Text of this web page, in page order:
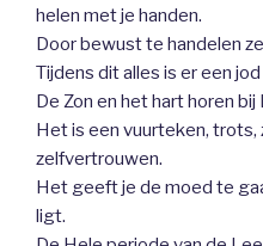
helen met je handen.
Door bewust te handelen
Tijdens dit alles is er een
De Zon en het hart horen bij
Het is een vuurteken, trots,
zelfvertrouwen.
Het geeft je de moed te
ligt.